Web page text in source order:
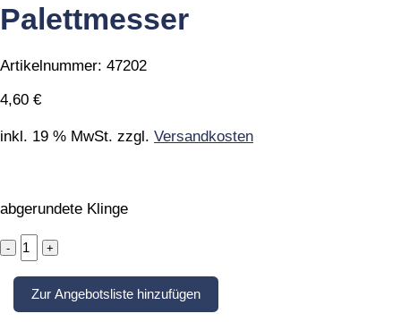
Palettmesser
Artikelnummer: 47202
4,60 €
inkl. 19 % MwSt. zzgl. Versandkosten
abgerundete Klinge
Palettmesser
quantity
Zur Angebotsliste hinzufügen